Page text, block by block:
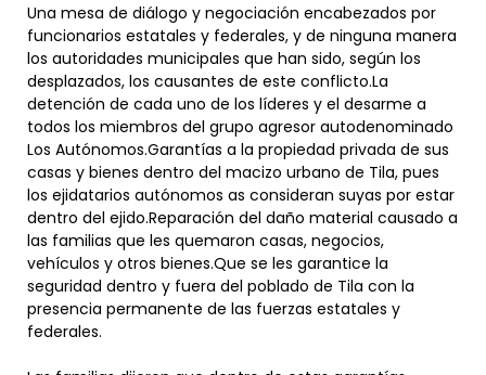
Una mesa de diálogo y negociación encabezados por
funcionarios estatales y federales, y de ninguna manera
los autoridades municipales que han sido, según los
desplazados, los causantes de este conflicto.La
detención de cada uno de los líderes y el desarme a
todos los miembros del grupo agresor autodenominado
Los Autónomos.Garantías a la propiedad privada de sus
casas y bienes dentro del macizo urbano de Tila, pues
los ejidatarios autónomos as consideran suyas por estar
dentro del ejido.Reparación del daño material causado a
las familias que les quemaron casas, negocios,
vehículos y otros bienes.Que se les garantice la
seguridad dentro y fuera del poblado de Tila con la
presencia permanente de las fuerzas estatales y
federales.